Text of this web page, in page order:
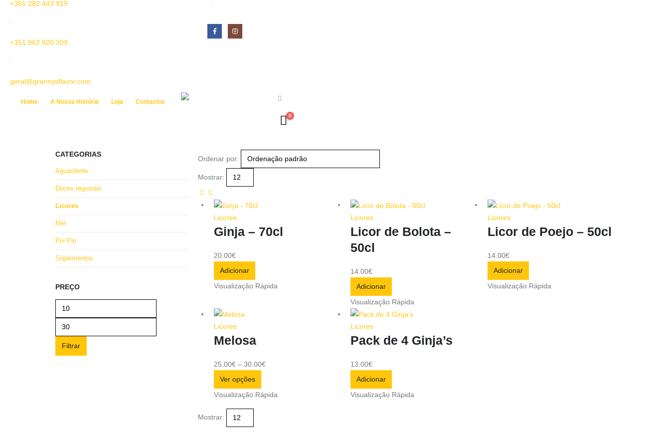
+351 282 443 919
+351 962 920 309
geral@grannysflavor.com
Home A Nossa História Loja Contactos
0
Ordenar por:
Mostrar:
Licores
Ginja – 70cl
20.00€
Adicionar
Visualização Rápida
Licores
Licor de Bolota –
50cl
14.00€
Adicionar
Visualização Rápida
Licores
Licor de Poejo – 50cl
14.00€
Adicionar
Visualização Rápida
Licores
Melosa
25.00€ – 30.00€
Ver opções
Visualização Rápida
Licores
Pack de 4 Ginja’s
13.00€
Adicionar
Visualização Rápida
Mostrar:
CATEGORIAS
Aguardente
Doces regionais
Licores
Mel
Piri Piri
Suplementos
PREÇO
Filtrar